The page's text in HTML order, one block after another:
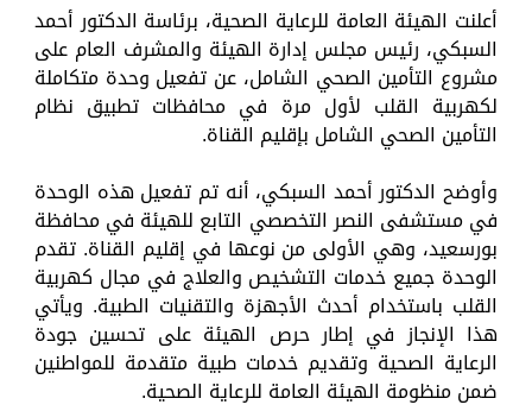
أعلنت الهيئة العامة للرعاية الصحية، برئاسة الدكتور أحمد
السبكي، رئيس مجلس إدارة الهيئة والمشرف العام على
مشروع التأمين الصحي الشامل، عن تفعيل وحدة متكاملة
لكهربية القلب لأول مرة في محافظات تطبيق نظام
التأمين الصحي الشامل بإقليم القناة.
وأوضح الدكتور أحمد السبكي، أنه تم تفعيل هذه الوحدة
في مستشفى النصر التخصصي التابع للهيئة في محافظة
بورسعيد، وهي الأولى من نوعها في إقليم القناة. تقدم
الوحدة جميع خدمات التشخيص والعلاج في مجال كهربية
القلب باستخدام أحدث الأجهزة والتقنيات الطبية. ويأتي
هذا الإنجاز في إطار حرص الهيئة على تحسين جودة
الرعاية الصحية وتقديم خدمات طبية متقدمة للمواطنين
ضمن منظومة الهيئة العامة للرعاية الصحية.